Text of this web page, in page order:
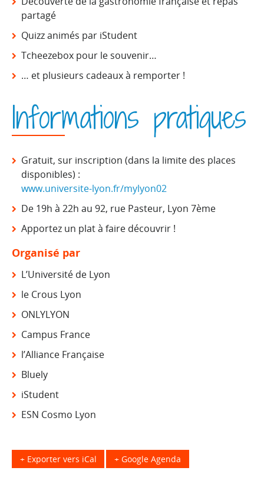
partagé
Quizz animés par iStudent
Tcheezebox pour le souvenir…
… et plusieurs cadeaux à remporter !
Informations pratiques
Gratuit, sur inscription (dans la limite des places
disponibles) :
www.universite-lyon.fr/mylyon02
De 19h à 22h au 92, rue Pasteur, Lyon 7ème
Apportez un plat à faire découvrir !
Organisé par
L’Université de Lyon
le Crous Lyon
ONLYLYON
Campus France
l’Alliance Française
Bluely
iStudent
ESN Cosmo Lyon
+ Google Agenda
+ Exporter vers iCal